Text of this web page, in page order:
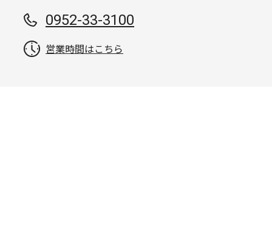
0952-33-3100
営業時間はこちら